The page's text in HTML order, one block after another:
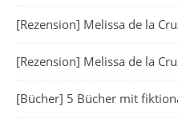
[Rezension] Melissa de la
[Rezension] Melissa de la
[Bücher] 5 Bücher mit